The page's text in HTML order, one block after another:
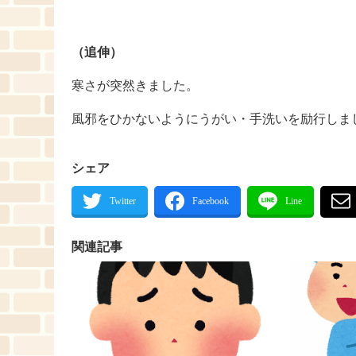
（追伸）
寒さが突然きました。
風邪をひかないようにうがい・手洗いを励行しま
シェア
関連記事